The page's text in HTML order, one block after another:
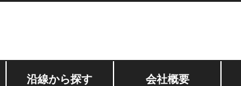
沿線から探す 会社概要